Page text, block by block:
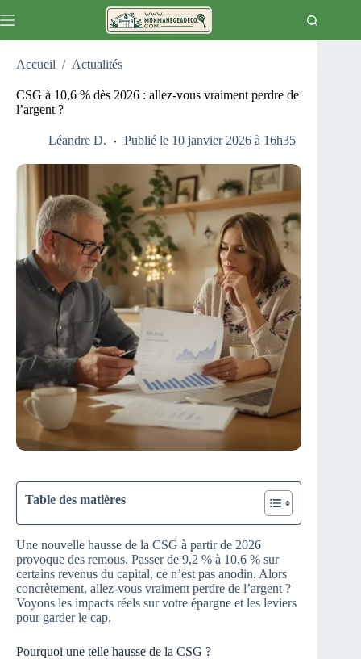
au
Accueil / Actualités
CSG à 10,6 % dès 2026 : allez-vous vraiment perdre de
l’argent ?
Léandre D. Publié le 10 janvier 2026 à 16h35
Table des matières
Une nouvelle hausse de la CSG à partir de 2026
provoque des remous. Passer de 9,2 % à 10,6 % sur
certains revenus du capital, ce n’est pas anodin. Alors
concrètement, allez-vous vraiment perdre de l’argent ?
Voyons les impacts réels sur votre épargne et les leviers
pour garder le cap.
Pourquoi une telle hausse de la CSG ?